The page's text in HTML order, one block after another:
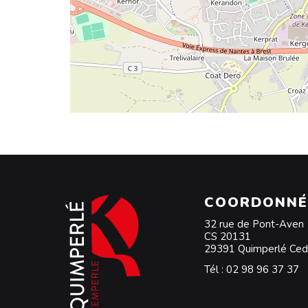
32 rue de Pont-Aven
CS 20131
29391 Quimperlé
Tél : 02 98 96 37 37